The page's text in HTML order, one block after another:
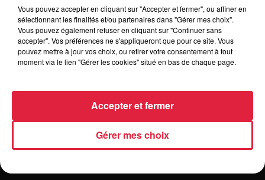
Tarif Gratuit
Vous pouvez accepter en cliquant sur "Accepter et fermer", ou affiner en
sélectionnant les finalités et/ou partenaires dans "Gérer mes choix".
Vous pouvez également refuser en cliquant sur "Continuer sans
accepter". Vos préférences ne s'appliqueront que pour ce site. Vous
pouvez mettre à jour vos choix, ou retirer votre consentement à tout
moment via le lien "Gérer les cookies" situé en bas de chaque page.
Gérer mes choix
Accepter et fermer